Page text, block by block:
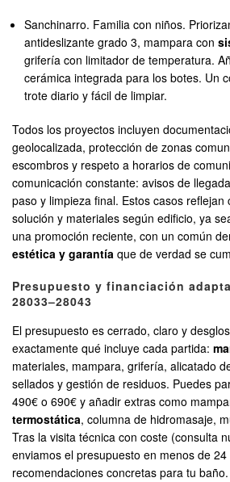
Sanchinarro. Familia con niños.
antideslizante grado 3, mampara con
grifería con limitador de temperatura.
cerámica integrada para los botes. Un
trote diario y fácil de limpiar.
Todos los proyectos incluyen
geolocalizada, protección de zonas
escombros y respeto a horarios de
comunicación constante: avisos de
paso y limpieza final. Estos casos reflejan
solución y materiales según edificio, ya
una promoción reciente, con un común
estética y garantía que de verdad se
Presupuesto y financiación
28033–28043
El presupuesto es cerrado, claro y
exactamente qué incluye cada partida:
materiales, mampara, grifería, alicatado
sellados y gestión de residuos. Puedes
490€ o 690€ y añadir extras como
termostática, columna de hidromasaje,
Tras la visita técnica con coste (consulta
enviamos el presupuesto en menos de
recomendaciones concretas para tu baño.